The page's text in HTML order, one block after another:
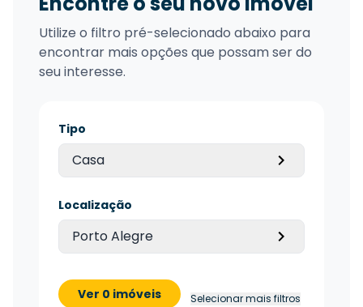
Utilize o filtro pré-selecionado abaixo para
encontrar mais opções que possam ser do
seu interesse.
Tipo
Casa
Localização
Porto Alegre
Ver 0 imóveis Selecionar mais filtros